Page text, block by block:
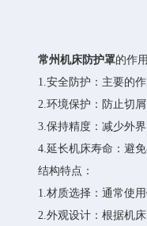
常州机床防护罩的作
1.安全防护：主要的作
2.环境保护：防止切屑
3.保持精度：减少外界
4.延长机床寿命：避免
结构特点：
1.材质选择：通常使用
2.外观设计：根据机床